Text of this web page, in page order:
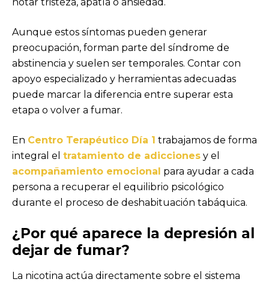
Aunque estos síntomas pueden generar
preocupación, forman parte del síndrome de
abstinencia y suelen ser temporales. Contar con
apoyo especializado y herramientas adecuadas
puede marcar la diferencia entre superar esta
etapa o volver a fumar.
En Centro Terapéutico Día 1 trabajamos de forma
integral el tratamiento de adicciones y el
acompañamiento emocional para ayudar a cada
persona a recuperar el equilibrio psicológico
durante el proceso de deshabituación tabáquica.
¿Por qué aparece la depresión al
dejar de fumar?
La nicotina actúa directamente sobre el sistema